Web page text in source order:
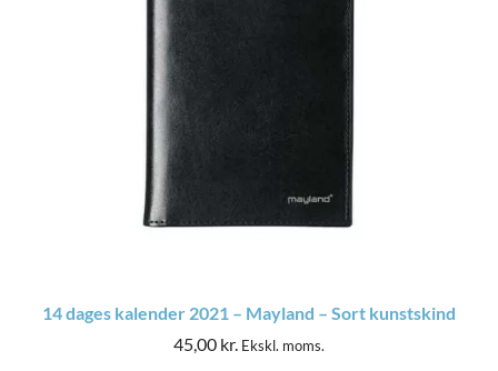
14 dages kalender 2021 – Mayland – Sort kunstskind
45,00 kr. Ekskl. moms.